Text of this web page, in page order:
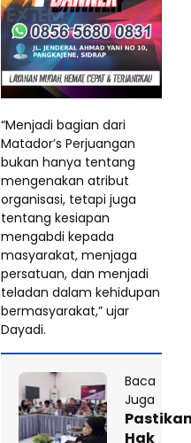
“Menjadi bagian dari
Matador’s Perjuangan
bukan hanya tentang
mengenakan atribut
organisasi, tetapi juga
tentang kesiapan
mengabdi kepada
masyarakat, menjaga
persatuan, dan menjadi
teladan dalam kehidupan
bermasyarakat,” ujar
Dayadi.
Baca
Juga
Hak